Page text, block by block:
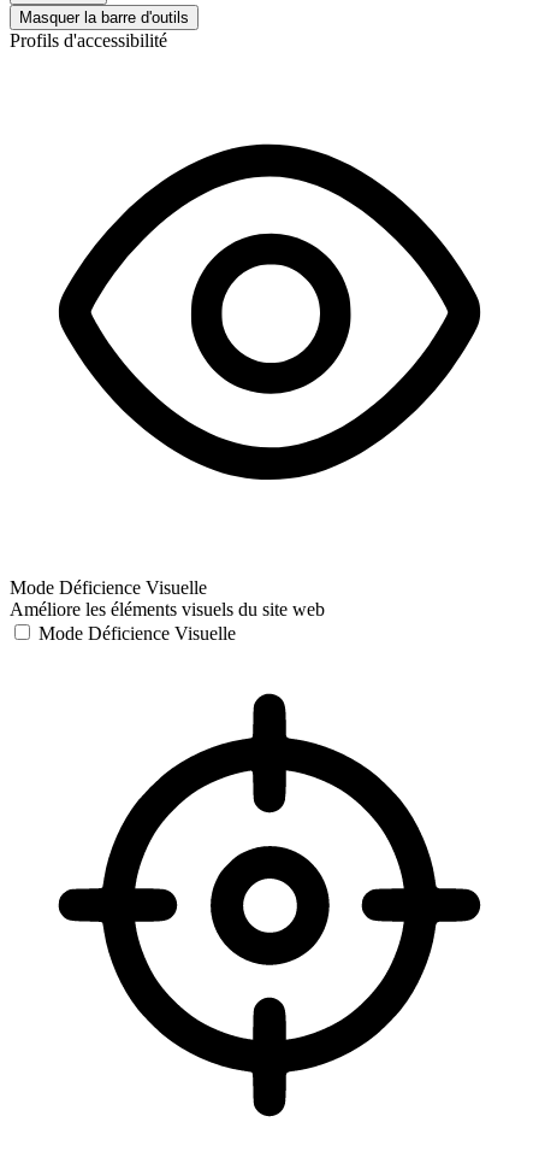
Masquer la barre d'outils
Profils d'accessibilité
Mode Déficience Visuelle
Améliore les éléments visuels du site web
Mode Déficience Visuelle